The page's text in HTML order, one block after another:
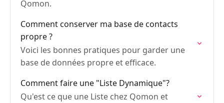
Qomon.
Comment conserver ma base de contacts
propre ?
Voici les bonnes pratiques pour garder une
base de données propre et efficace.
Comment faire une "Liste Dynamique"?
Qu'est ce que une Liste chez Qomon et